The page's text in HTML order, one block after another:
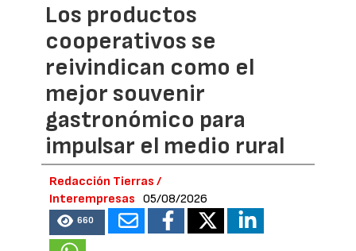
Los productos
cooperativos se
reivindican como el
mejor souvenir
gastronómico para
impulsar el medio rural
Redacción Tierras /
Interempresas
05/08/2026
660